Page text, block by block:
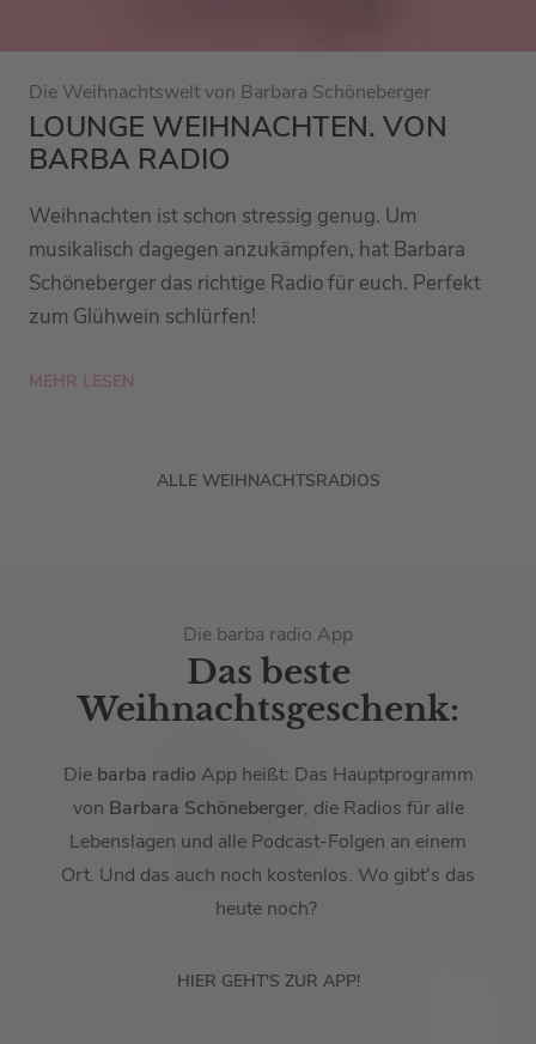
Die Weihnachtswelt von Barbara Schöneberger
LOUNGE WEIHNACHTEN. VON
BARBA RADIO
Weihnachten ist schon stressig genug. Um
musikalisch dagegen anzukämpfen, hat Barbara
Schöneberger das richtige Radio für euch. Perfekt
zum Glühwein schlürfen!
MEHR LESEN
ALLE WEIHNACHTSRADIOS
Die barba radio App
Das beste
Weihnachtsgeschenk:
Die barba radio App heißt: Das Hauptprogramm
von Barbara Schöneberger, die Radios für alle
Lebenslagen und alle Podcast-Folgen an einem
Ort. Und das auch noch kostenlos. Wo gibt's das
heute noch?
HIER GEHT'S ZUR APP!